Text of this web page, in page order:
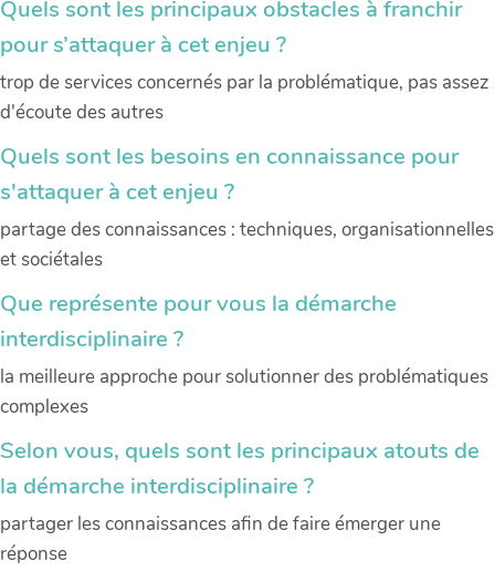
Quels sont les principaux obstacles à franchir
pour s’attaquer à cet enjeu ?
trop de services concernés par la problématique, pas assez
d'écoute des autres
Quels sont les besoins en connaissance pour
s'attaquer à cet enjeu ?
partage des connaissances : techniques, organisationnelles
et sociétales
Que représente pour vous la démarche
interdisciplinaire ?
la meilleure approche pour solutionner des problématiques
complexes
Selon vous, quels sont les principaux atouts de
la démarche interdisciplinaire ?
partager les connaissances afin de faire émerger une
réponse